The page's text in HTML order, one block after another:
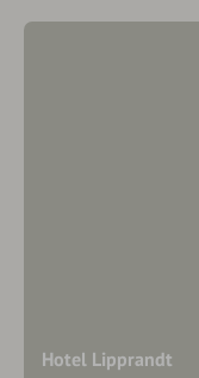
Hotel Lipprandt